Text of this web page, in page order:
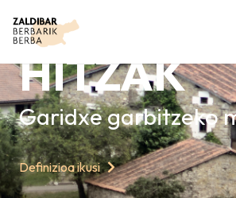
GAURKO
HITZAK
Garidxe garbitzeko
Definizioa ikusi